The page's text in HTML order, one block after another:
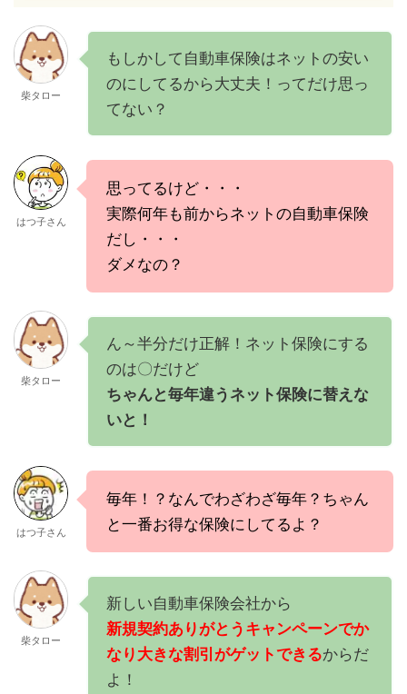
柴タロー
もしかして自動車保険はネットの安い
のにしてるから大丈夫！ってだけ思っ
てない？
はつ子さん
思ってるけど・・・
実際何年も前からネットの自動車保険
だし・・・
ダメなの？
柴タロー
ん～半分だけ正解！ネット保険にする
のは〇だけど
ちゃんと毎年違うネット保険に替えな
いと！
はつ子さん
毎年！？なんでわざわざ毎年？ちゃん
と一番お得な保険にしてるよ？
柴タロー
新しい自動車保険会社から
新規契約ありがとうキャンペーンでか
なり大きな割引がゲットできるからだ
よ！